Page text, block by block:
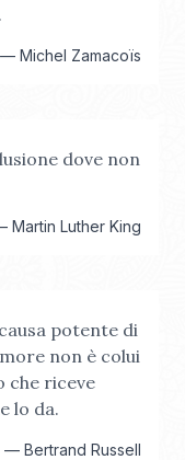
— Michel Zamacoïs
dove non
Martin Luther King
potente di
non è colui
che riceve
lo da.
— Bertrand Russell